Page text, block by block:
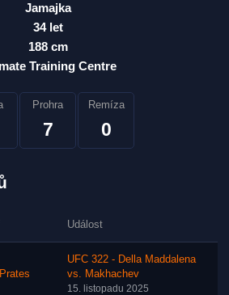
Jamajka
34 let
188 cm
Training Centre
Prohra
7
Remíza
0
Událost
UFC 322 - Della Maddalena
vs. Makhachev
15. listopadu 2025